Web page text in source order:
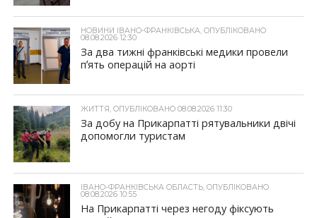
НОВИНИ ІВАНО-ФРАНКІВСЬКА, ОПУБЛІКОВАНО
08.08.2026 12:30
За два тижні франківські медики провели
пʼять операцій на аорті
ЖИТТЯ, ОПУБЛІКОВАНО 08.08.2026 11:30
За добу на Прикарпатті рятувальники двічі
допомогли туристам
ІВАНО-ФРАНКІВСЬКА ОБЛАСТЬ, ОПУБЛІКОВАНО
08.08.2026 10:55
На Прикарпатті через негоду фіксують